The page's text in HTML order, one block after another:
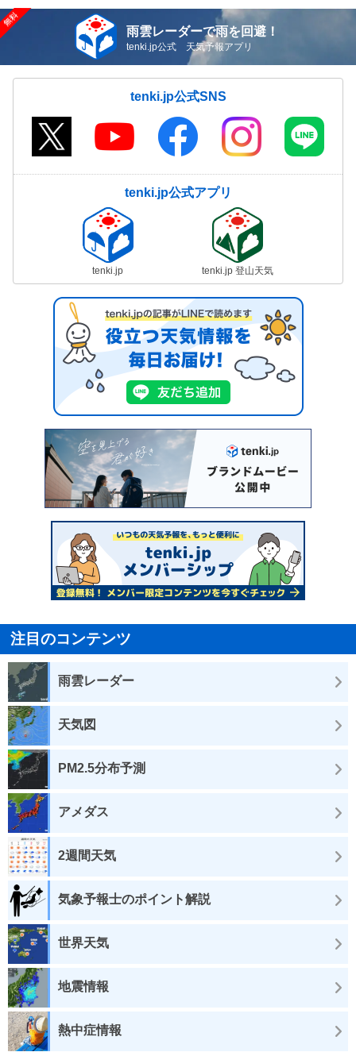
雨雲レーダーで雨を回避！
tenki.jp公式 天気予報アプリ
tenki.jp公式SNS
tenki.jp公式アプリ
tenki.jp tenki.jp 登山天気
注目のコンテンツ
雨雲レーダー
天気図
PM2.5分布予測
アメダス
2週間天気
気象予報士のポイント解説
世界天気
地震情報
熱中症情報